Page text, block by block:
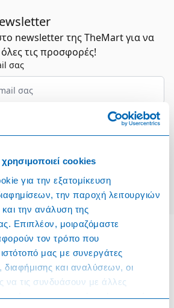
cookies
για την εξατομίκευση
την παροχή λειτουργιών
την ανάλυση της
Επιπλέον, μοιραζόμαστε
τον τρόπο που
ιστότοπό μας με συνεργάτες
και αναλύσεων, οι
να τις συνδυάσουν με άλλες
έχετε παραχωρήσει ή τις οποίες
newsletter της TheMart για να
τις προσφορές!
σας